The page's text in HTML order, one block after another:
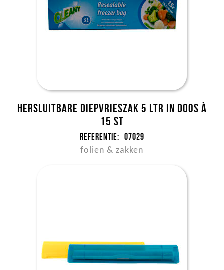
Hersluitbare Diepvrieszak 5 ltr in doos à
15 st
Referentie: 07029
folien & zakken